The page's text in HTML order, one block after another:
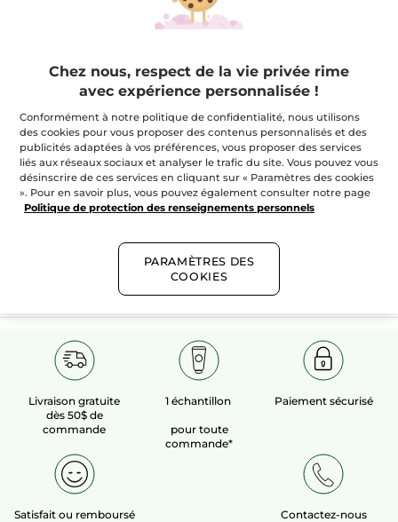
100%extraits
végétaux
60 hectaresde
champs biologiques
Livraison gratuite
dès 50$ de
commande
1 échantillon
pour toute
commande*
Paiement sécurisé
Satisfait ou remboursé Contactez-nous
Chez nous, respect de la vie privée rime
avec expérience personnalisée !
Conformément à notre politique de confidentialité, nous utilisons
des cookies pour vous proposer des contenus personnalisés et des
publicités adaptées à vos préférences, vous proposer des services
liés aux réseaux sociaux et analyser le trafic du site. Vous pouvez vous
désinscrire de ces services en cliquant sur « Paramètres des cookies
». Pour en savoir plus, vous pouvez également consulter notre page
Politique de protection des renseignements personnels
PARAMÈTRES DES
COOKIES